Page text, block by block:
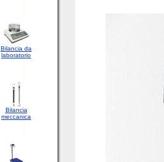
Bilancia da
laboratorio
Bilancia
meccanica